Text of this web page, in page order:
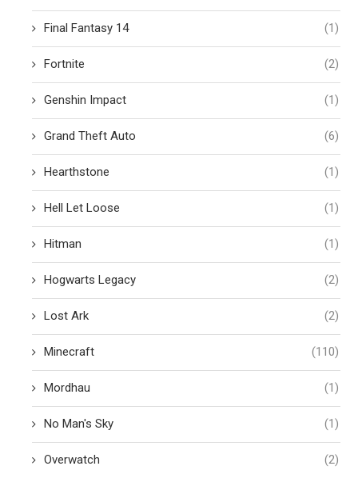
Final Fantasy 14 (1)
Fortnite (2)
Genshin Impact (1)
Grand Theft Auto (6)
Hearthstone (1)
Hell Let Loose (1)
Hitman (1)
Hogwarts Legacy (2)
Lost Ark (2)
Minecraft (110)
Mordhau (1)
No Man's Sky (1)
Overwatch (2)